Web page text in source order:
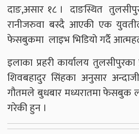
दाङ,असार १८ । दाङस्थित
रानीजरुवा बस्दै आएकी एक
फेसबुकमा लाइभ भिडियो गर्दै
इलाका प्रहरी कार्यालय तुलसीपुरका
शिवबहादुर सिंहका अनुसार
गौतमले बुधबार मध्यरातमा फेसबुक
गरेकी हुन ।